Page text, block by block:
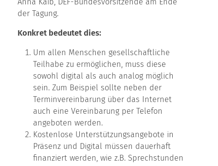
der Tagung.
Konkret bedeutet dies:
Um allen Menschen gesellschaftliche
Teilhabe zu ermöglichen, muss diese
sowohl digital als auch analog möglich
sein. Zum Beispiel sollte neben der
Terminvereinbarung über das Internet
auch eine Vereinbarung per Telefon
angeboten werden.
Kostenlose Unterstützungsangebote in
Präsenz und Digital müssen dauerhaft
finanziert werden, wie z.B. Sprechstunden